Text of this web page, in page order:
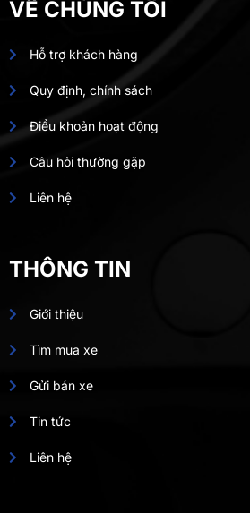
VỀ CHÚNG TÔI
Hỗ trợ khách hàng
Quy định, chính sách
Điều khoản hoạt động
Câu hỏi thường gặp
Liên hệ
THÔNG TIN
Giới thiệu
Tìm mua xe
Gửi bán xe
Tin tức
Liên hệ